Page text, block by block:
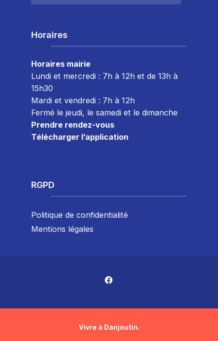
Horaires
Horaires mairie
Lundi et mercredi : 7h à 12h et de 13h à
15h30
Mardi et vendredi : 7h à 12h
Fermé le jeudi, le samedi et le dimanche
Prendre rendez-vous
Télécharger l’application
RGPD
Politique de confidentialité
Mentions légales
Vivre à Danjoutin.